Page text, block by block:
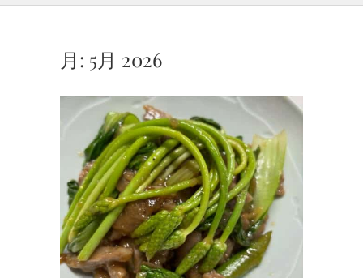
月: 5月 2026